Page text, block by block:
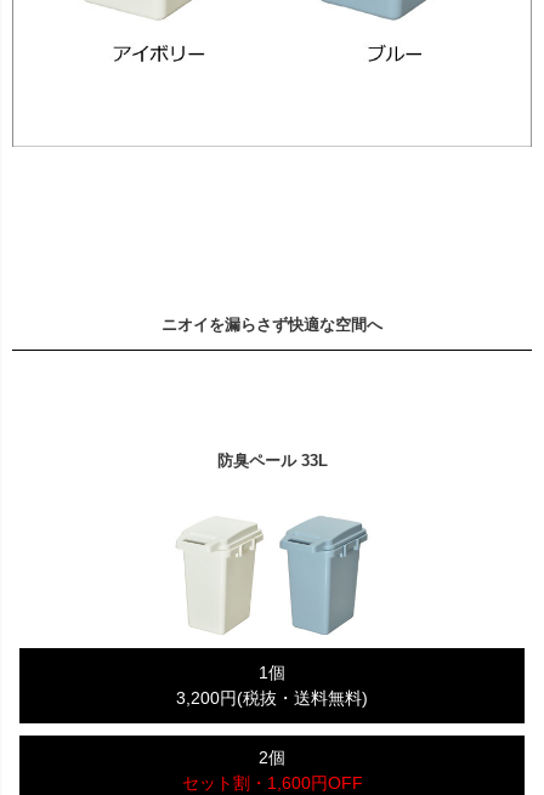
ニオイを漏らさず快適な空間へ
防臭ペール 33L
1個
3,200円(税抜・送料無料)
2個
セット割・1,600円OFF